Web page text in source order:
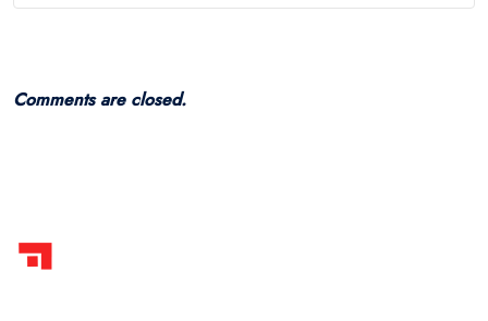
Comments are closed.